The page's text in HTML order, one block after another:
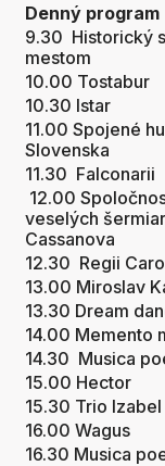
Denný program
9.30 Historický
mestom
10.00 Tostabur
10.30 Istar
11.00 Spojené
Slovenska
11.30 Falconarii
12.00
veselých
Cassanova
12.30 Regii
13.00 Miroslav
13.30 Dream
14.00 Memento
14.30 Musica
15.00 Hector
15.30 Trio Izabel
16.00 Wagus
16.30 Musica